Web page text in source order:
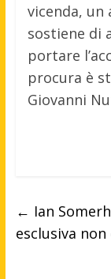
vicenda, un
sostiene di
portare
procura è
Giovanni
← Ian
esclusiva